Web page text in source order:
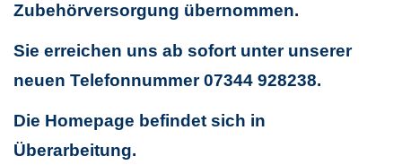
Zubehörversorgung übernommen.
Sie erreichen uns ab sofort unter unserer
neuen Telefonnummer 07344 928238.
Die Homepage befindet sich in
Überarbeitung.